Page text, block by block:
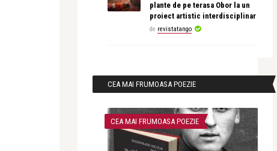
plante de pe terasa Obor la un
proiect artistic interdisciplinar
de revistatango
CEA MAI FRUMOASA POEZIE
CEA MAI FRUMOASA POEZIE